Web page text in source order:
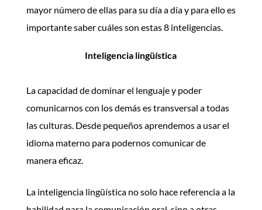
mayor número de ellas para su día a día y para ello es
importante saber cuáles son estas 8 inteligencias.
Inteligencia lingüística
La capacidad de dominar el lenguaje y poder
comunicarnos con los demás es transversal a todas
las culturas. Desde pequeños aprendemos a usar el
idioma materno para podernos comunicar de
manera eficaz.
La inteligencia lingüística no solo hace referencia a la